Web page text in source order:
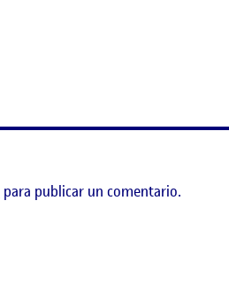
para publicar un comentario.